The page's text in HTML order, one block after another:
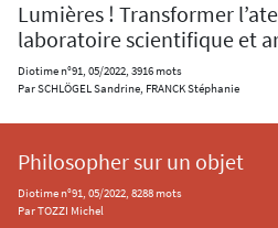
Lumières ! Transformer
laboratoire scientifique et
Diotime n°91, 05/2022, 3916 mots
Par SCHLÖGEL Sandrine, FRANCK Stéphanie
Philosopher sur un objet
Diotime n°91, 05/2022, 8288 mots
Par TOZZI Michel